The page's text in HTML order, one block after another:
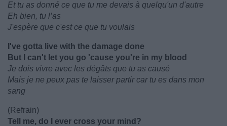
Et tu as donné ce que tu me devais à quelqu'un d'autre
Eh bien, tu l’as
J'espère que c'est ce que tu voulais
I've gotta live with the damage done
But I can't let you go 'cause you're in my blood
Je dois vivre avec les dégâts que tu as causé
Mais je ne peux pas te laisser partir car tu es dans mon
sang
(Refrain)
Tell me, do I ever cross your mind?